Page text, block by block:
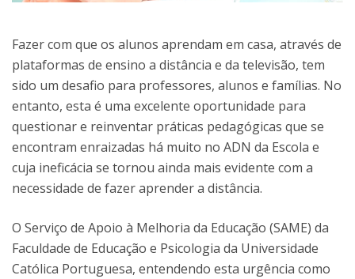
Fazer com que os alunos aprendam em casa, através de
plataformas de ensino a distância e da televisão, tem
sido um desafio para professores, alunos e famílias. No
entanto, esta é uma excelente oportunidade para
questionar e reinventar práticas pedagógicas que se
encontram enraizadas há muito no ADN da Escola e
cuja ineficácia se tornou ainda mais evidente com a
necessidade de fazer aprender a distância.
O Serviço de Apoio à Melhoria da Educação (SAME) da
Faculdade de Educação e Psicologia da Universidade
Católica Portuguesa, entendendo esta urgência como